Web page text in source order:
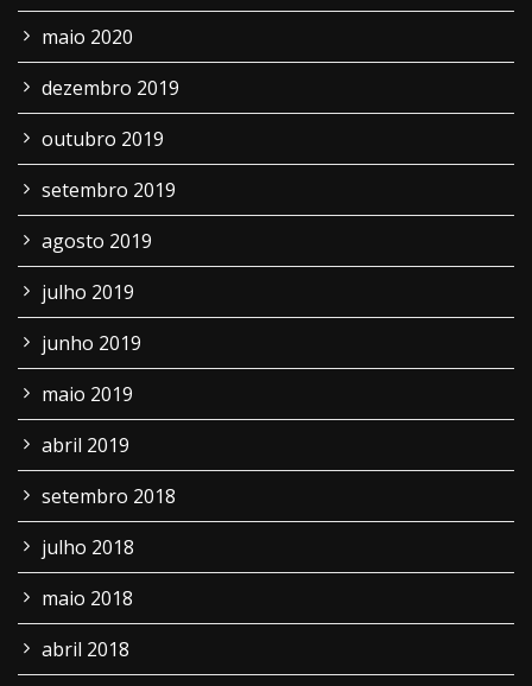
maio 2020
dezembro 2019
outubro 2019
setembro 2019
agosto 2019
julho 2019
junho 2019
maio 2019
abril 2019
setembro 2018
julho 2018
maio 2018
abril 2018